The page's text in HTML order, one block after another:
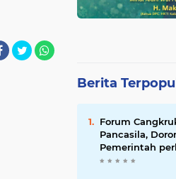
Berita
Forum
Pancasila,
Pemerintah
intensif